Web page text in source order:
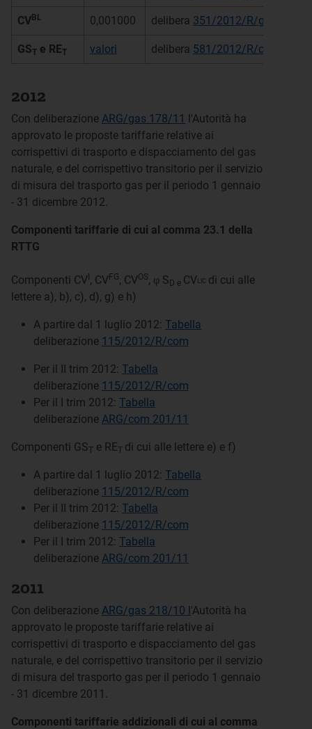
CV BL 0,001000 delibera 351/2012/R/gas
GST e RET valori delibera 581/2012/R/com
2012
Con deliberazione ARG/gas 178/11 l'Autorità ha
approvato le proposte tariffarie relative ai
corrispettivi di trasporto e dispacciamento del gas
naturale, e del corrispettivo transitorio per il servizio
di misura del trasporto gas per il periodo 1 gennaio
- 31 dicembre 2012.
Componenti tariffarie di cui al comma 23.1 della
RTTG
Componenti CV , CVFG, CVOS, φ S D e CV LIC di cui alle
lettere a), b), c), d), g) e h)
A partire dal 1 luglio 2012: Tabella
deliberazione 115/2012/R/com
Per il II trim 2012: Tabella
deliberazione 115/2012/R/com
Per il I trim 2012: Tabella
deliberazione ARG/com 201/11
Componenti GST e RET di cui alle lettere e) e f)
A partire dal 1 luglio 2012: Tabella
deliberazione 115/2012/R/com
Per il II trim 2012: Tabella
deliberazione 115/2012/R/com
Per il I trim 2012: Tabella
deliberazione ARG/com 201/11
2011
Con deliberazione ARG/gas 218/10 l'Autorità ha
approvato le proposte tariffarie relative ai
corrispettivi di trasporto e dispacciamento del gas
naturale, e del corrispettivo transitorio per il servizio
di misura del trasporto gas per il periodo 1 gennaio
- 31 dicembre 2011.
Componenti tariffarie addizionali di cui al comma